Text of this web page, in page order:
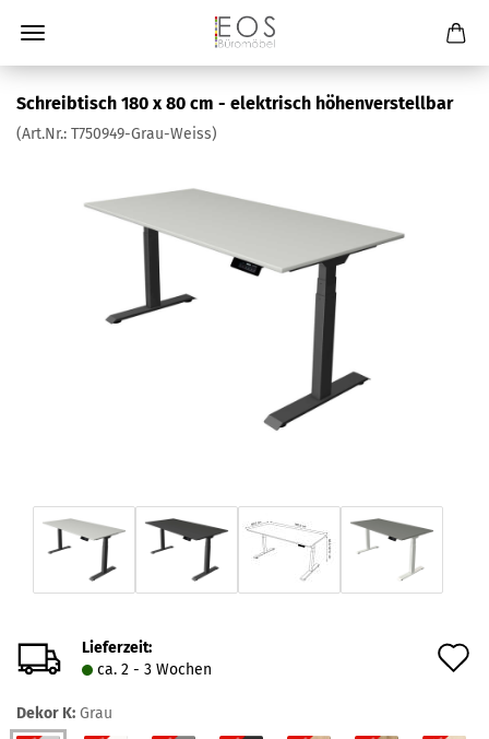
Schreibtisch 180 x 80 cm - elektrisch höhenverstellbar
(Art.Nr.: T750949-Grau-Weiss)
Lieferzeit:
ca. 2 - 3 Wochen
Dekor K: Grau